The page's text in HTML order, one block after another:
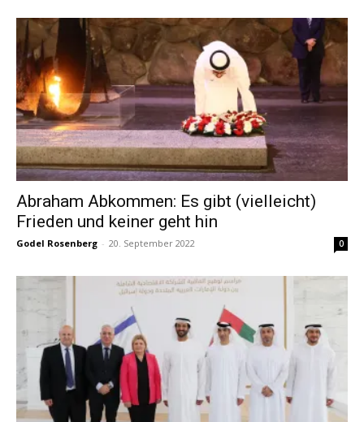
Abraham Abkommen: Es gibt (vielleicht)
Frieden und keiner geht hin
Godel Rosenberg - 20. September 2022 0